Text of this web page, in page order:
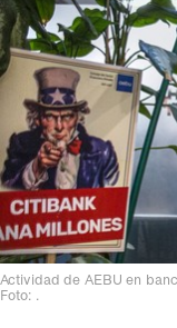
Actividad de AEBU en
Foto: .